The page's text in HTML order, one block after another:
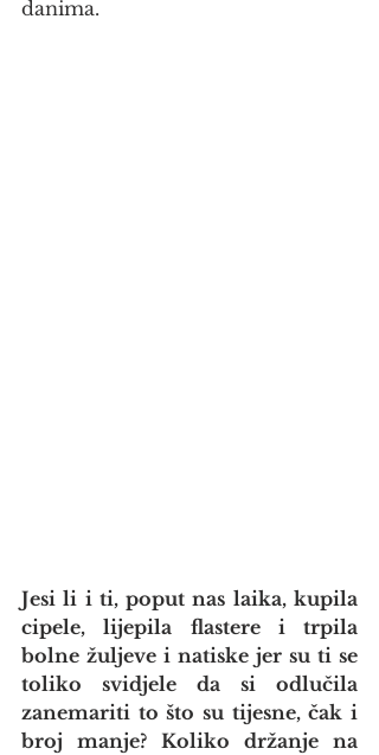
danima.
Jesi li i ti, poput nas laika, kupila
cipele, lijepila flastere i trpila
bolne žuljeve i natiske jer su ti se
toliko svidjele da si odlučila
zanemariti to što su tijesne, čak i
broj manje? Koliko držanje na